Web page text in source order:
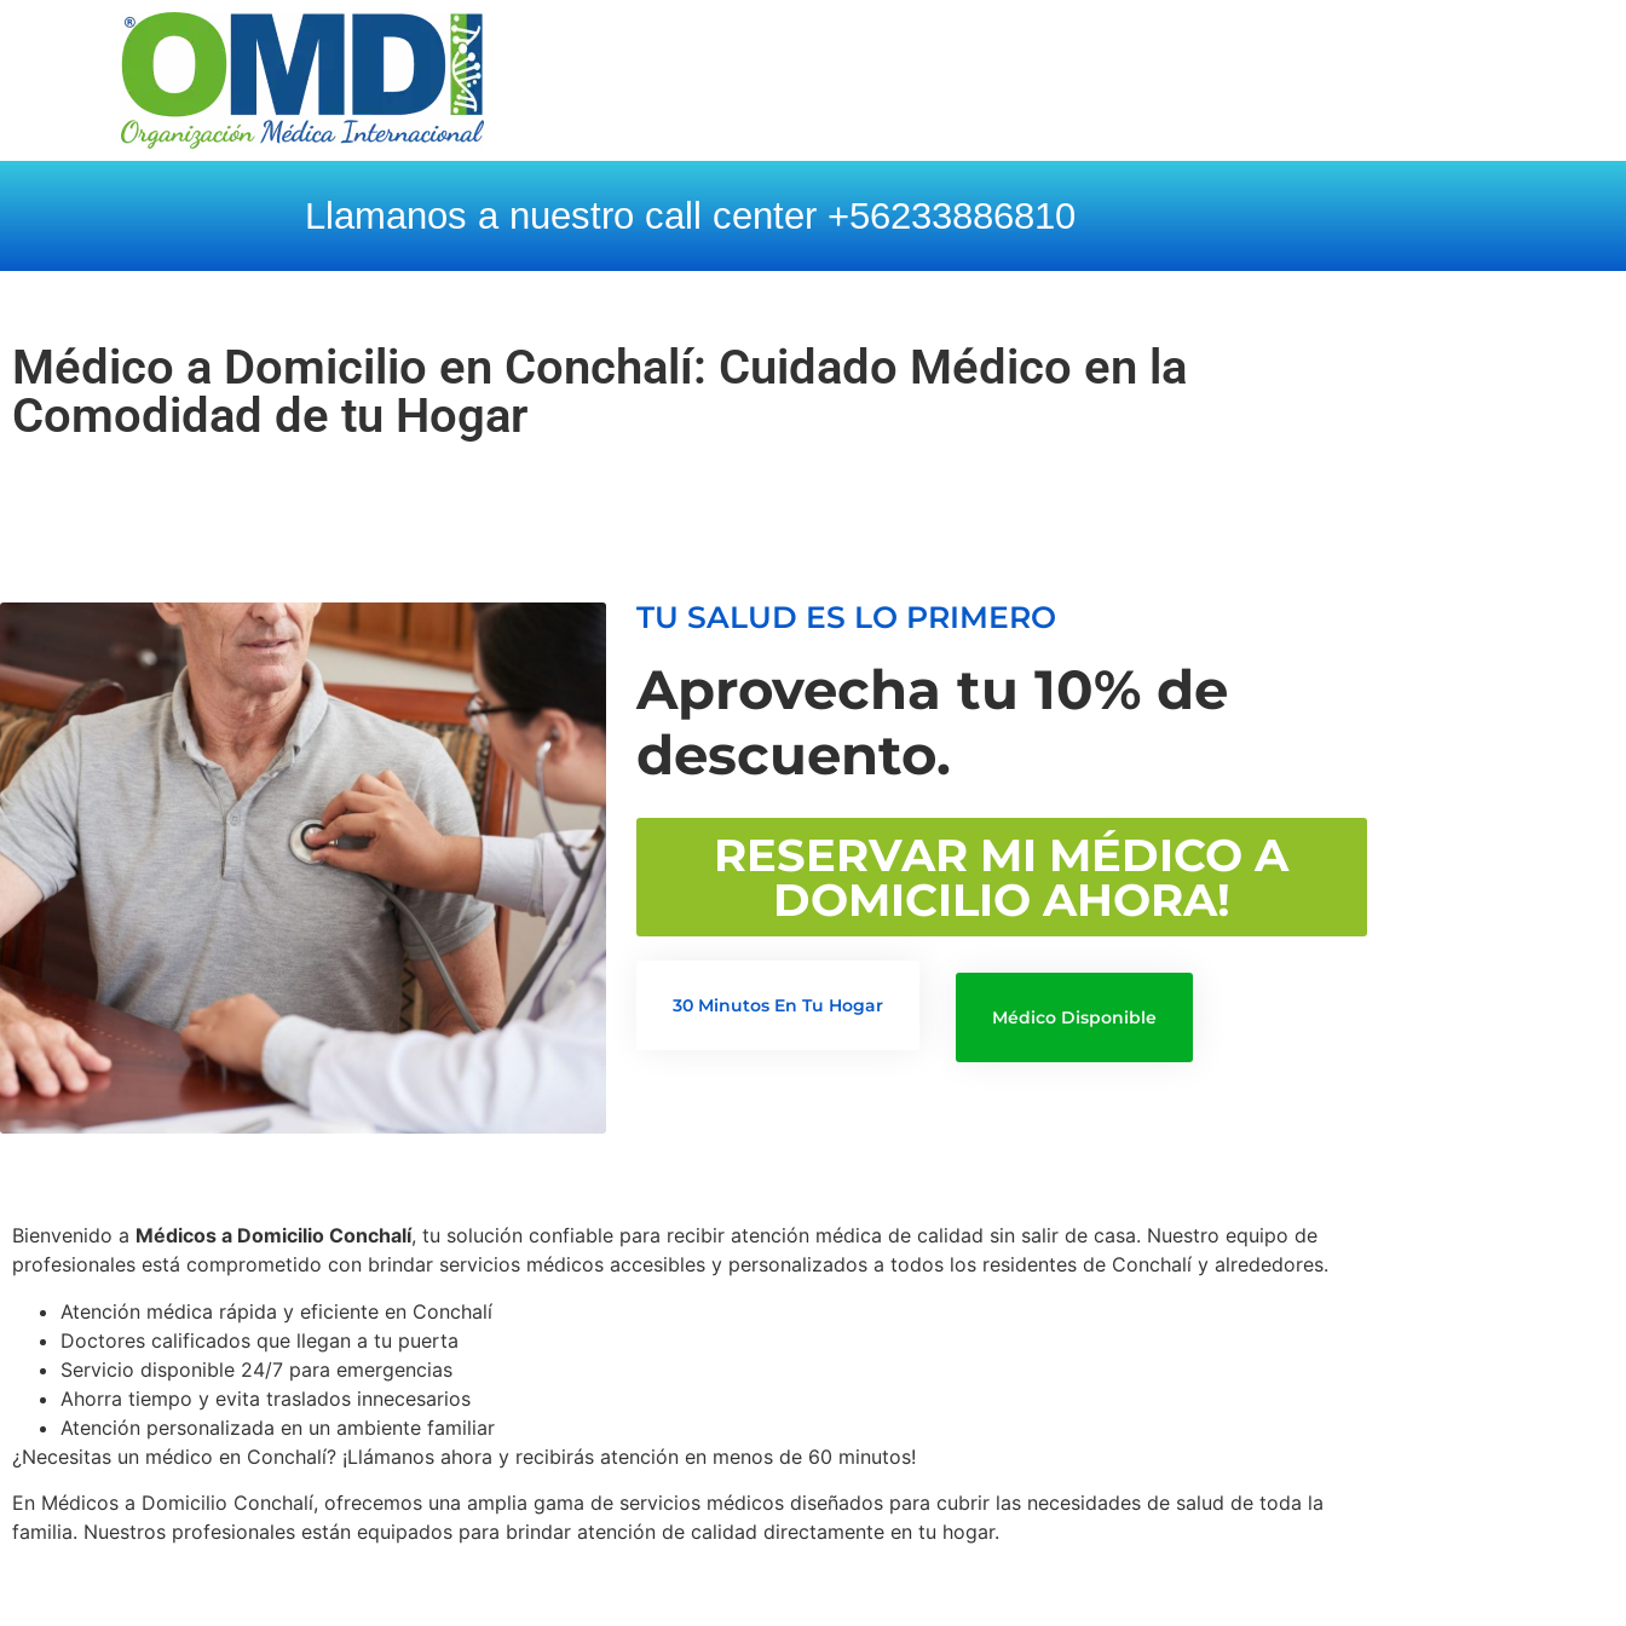
Llamanos a nuestro call center +56233886810
Médico a Domicilio en Conchalí: Cuidado Médico en la
Comodidad de tu Hogar
TU SALUD ES LO PRIMERO
Aprovecha tu 10% de
descuento.
RESERVAR MI MÉDICO A
DOMICILIO AHORA!
30 Minutos En Tu Hogar
Médico Disponible
Bienvenido a Médicos a Domicilio Conchalí, tu solución confiable para recibir atención médica de calidad sin salir de casa. Nuestro equipo de
profesionales está comprometido con brindar servicios médicos accesibles y personalizados a todos los residentes de Conchalí y alrededores.
Atención médica rápida y eficiente en Conchalí
Doctores calificados que llegan a tu puerta
Servicio disponible 24/7 para emergencias
Ahorra tiempo y evita traslados innecesarios
Atención personalizada en un ambiente familiar
¿Necesitas un médico en Conchalí? ¡Llámanos ahora y recibirás atención en menos de 60 minutos!
En Médicos a Domicilio Conchalí, ofrecemos una amplia gama de servicios médicos diseñados para cubrir las necesidades de salud de toda la
familia. Nuestros profesionales están equipados para brindar atención de calidad directamente en tu hogar.